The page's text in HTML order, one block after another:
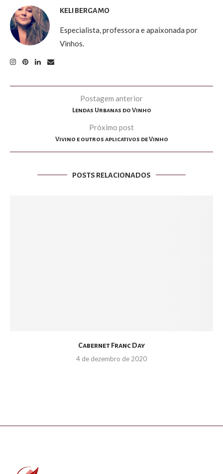
KELI BERGAMO
Especialista, professora e apaixonada por
Vinhos.
Postagem anterior
Lendas Urbanas do Vinho
Próximo post
Vivino e outros aplicativos de Vinho
POSTS RELACIONADOS
Cabernet Franc Day
4 de dezembro de 2020